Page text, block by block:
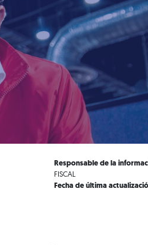
Responsable de la
FISCAL
Fecha de última